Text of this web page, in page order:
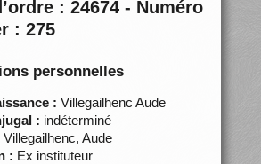
: 24674 - Numéro
: 275
personnelles
: Villegailhenc Aude
: indéterminé
Villegailhenc, Aude
: Ex instituteur